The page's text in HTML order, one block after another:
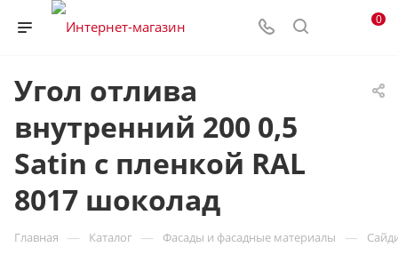
0
Угол отлива
внутренний 200 0,5
Satin с пленкой RAL
8017 шоколад
Главная — Каталог — Фасады и фасадные материалы —